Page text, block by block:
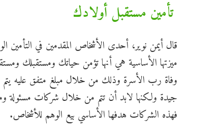
تأمين مستقبل أولادك
قال أيمن نوير، أحدى الأشخاص المقدمين في التأمين
ميزتها الأساسية هي أنها تؤمن حياتك ومستقبلك
وفاة رب الأسرة وذلك من خلال مبلغ متفق عليه
جيدة ولكنها لابد أن تتم من خلال شركات مسئولة
فهذه الشركات هدفها الأساسي بيع الوهم للأشخاص.